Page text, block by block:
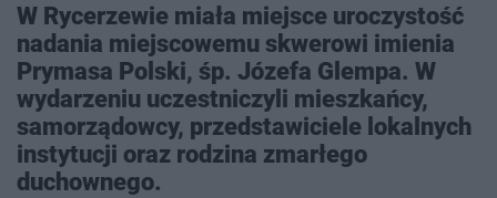
W Rycerzewie miała miejsce uroczystość
nadania miejscowemu skwerowi imienia
Prymasa Polski, śp. Józefa Glempa. W
wydarzeniu uczestniczyli mieszkańcy,
samorządowcy, przedstawiciele lokalnych
instytucji oraz rodzina zmarłego
duchownego.